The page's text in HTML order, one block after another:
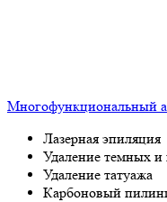
Многофункциональный
Лазерная эпиляция
Удаление темных и
Удаление татуажа
Карбоновый